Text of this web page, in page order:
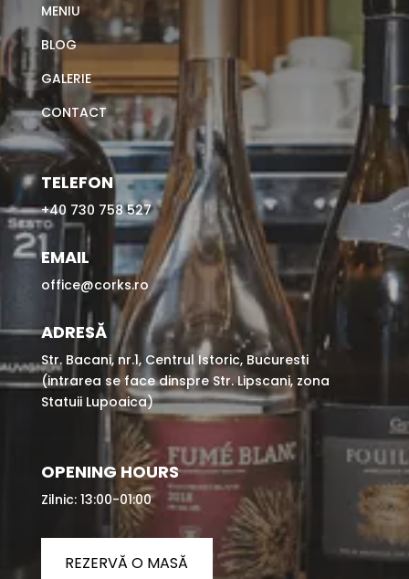
MENIU
BLOG
GALERIE
CONTACT
TELEFON
+40 730 758 527
EMAIL
office@corks.ro
ADRESĂ
Str. Bacani, nr.1, Centrul Istoric, Bucuresti
(intrarea se face dinspre Str. Lipscani, zona
Statuii Lupoaica)
OPENING HOURS
Zilnic: 13:00-01:00
REZERVĂ O MASĂ